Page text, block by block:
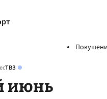
ТВЗ
июнь